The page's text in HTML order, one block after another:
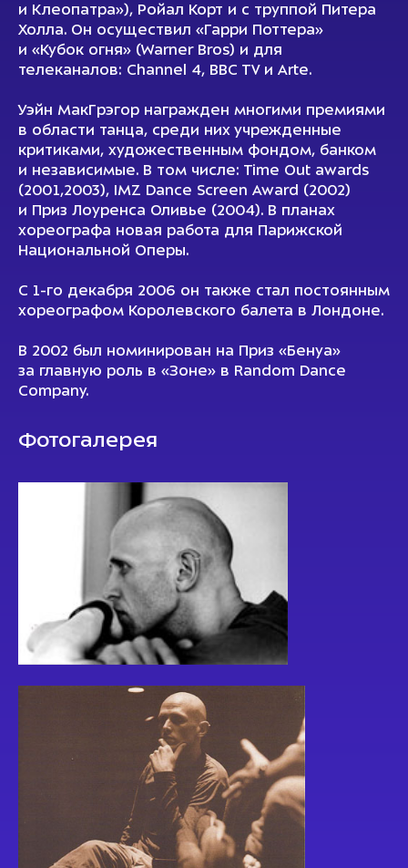
и Клеопатра»), Ройал Корт и с труппой Питера
Холла. Он осуществил «Гарри Поттера»
и «Кубок огня» (Warner Bros) и для
телеканалов: Channel 4, ВВС TV и Arte.
Уэйн МакГрэгор награжден многими премиями
в области танца, среди них учрежденные
критиками, художественным фондом, банком
и независимые. В том числе: Time Out awards
(2001,2003), IMZ Dance Screen Award (2002)
и Приз Лоуренса Оливье (2004). В планах
хореографа новая работа для Парижской
Национальной Оперы.
С 1-го декабря 2006 он также стал постоянным
хореографом Королевского балета в Лондоне.
В 2002 был номинирован на Приз «Бенуа»
за главную роль в «Зоне» в Random Dance
Company.
Фотогалерея